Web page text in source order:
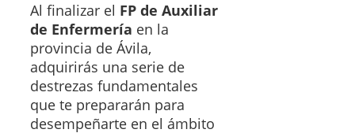
Al finalizar el FP de Auxiliar
de Enfermería en la
provincia de Ávila,
adquirirás una serie de
destrezas fundamentales
que te prepararán para
desempeñarte en el ámbito